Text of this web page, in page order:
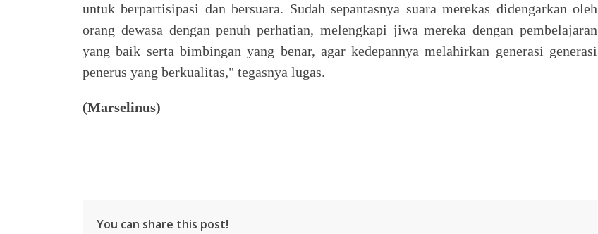
untuk berpartisipasi dan bersuara. Sudah sepantasnya suara merekas didengarkan oleh
orang dewasa dengan penuh perhatian, melengkapi jiwa mereka dengan pembelajaran
yang baik serta bimbingan yang benar, agar kedepannya melahirkan generasi generasi
penerus yang berkualitas," tegasnya lugas.
(Marselinus)
You can share this post!